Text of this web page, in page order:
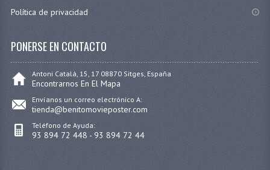
Política de privacidad
PONERSE EN CONTACTO
Antoni Catalá, 15, 17 08870 Sitges, España
Encontrarnos En El Mapa
Envíanos un correo electrónico A:
tienda@benitomovieposter.com
Teléfono de Ayuda:
93 894 72 448 - 93 894 72 44